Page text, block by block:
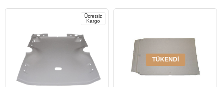
Ücretsiz
Kargo
TÜKENDI